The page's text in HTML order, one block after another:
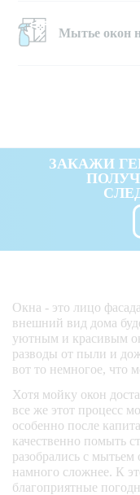
Мытье окон
ЗАКАЖИ
Окна - это лицо
внешний вид дома
уютным и красивым
разводы от пыли и
вот то немногое, что
Хотя мойку окон
все же этот процесс
особенно после
качественно помыть
разобрались с мытьем
намного сложнее. К
благоприятные